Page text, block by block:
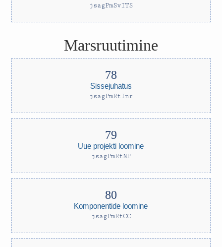
jsagPmSvITS
Marsruutimine
Sissejuhatus
jsagPmRtInr
Uue projekti loomine
jsagPmRtNP
Komponentide loomine
jsagPmRtCC